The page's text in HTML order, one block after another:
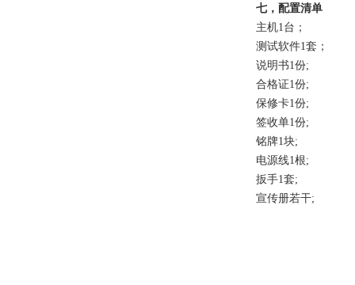
七，配置清单
主机1台；
测试软件1套；
说明书1份;
合格证1份;
保修卡1份;
签收单1份;
铭牌1块;
电源线1根;
扳手1套;
宣传册若干;